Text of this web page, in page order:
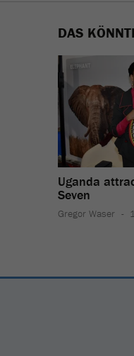
DAS
Uganda
Seven
Gregor Waser